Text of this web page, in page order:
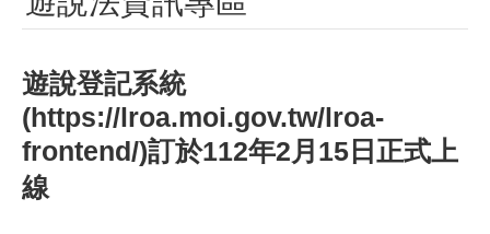
遊說登記系統
(https://lroa.moi.gov.tw/lroa-
frontend/)訂於112年2月15日正式上
線